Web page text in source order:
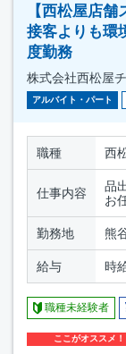
【西松屋店
接客よりも環
度勤務
株式会社西松屋
アルバイト・パート
職種 西
仕事内容
品
お
勤務地 熊
給与 時
職種未経験者
ここがオススメ！